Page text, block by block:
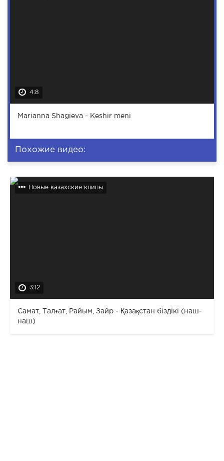
4:8
Marianna Shagieva - Keshir meni
Похожие видео:
Новые казахские клипы
3:12
Самат, Талғат, Райым, Зайр - Қазақстан біздікі (наш-
наш)